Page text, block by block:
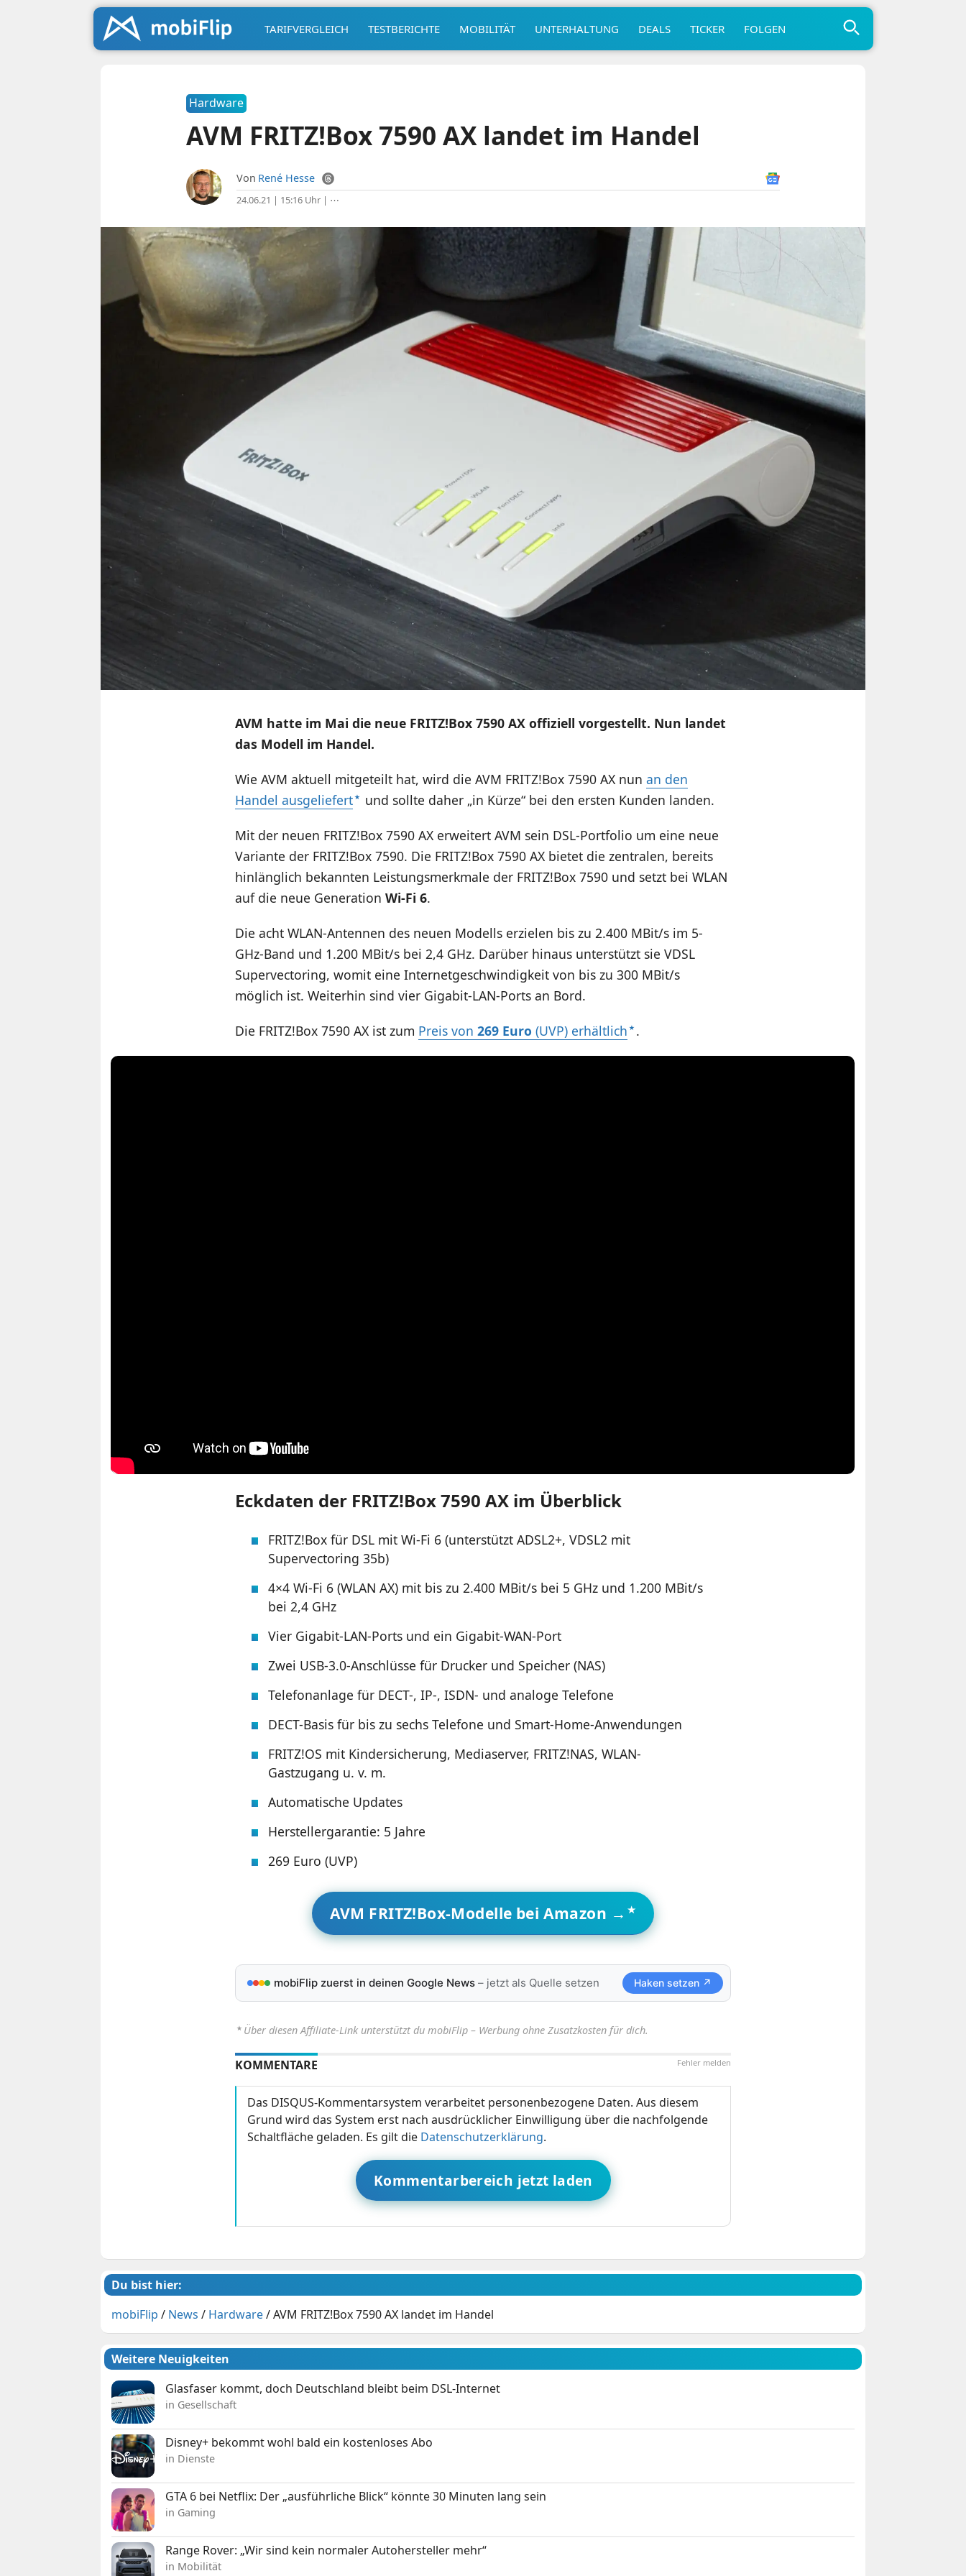
TARIFVERGLEICH TESTBERICHTE MOBILITÄT UNTERHALTUNG DEALS TICKER FOLGEN
Hardware
AVM FRITZ!Box 7590 AX landet im Handel
Von René Hesse
24.06.21 | 15:16 Uhr| ⋯
AVM hatte im Mai die neue FRITZ!Box 7590 AX offiziell vorgestellt. Nun landet
das Modell im Handel.
Wie AVM aktuell mitgeteilt hat, wird die AVM FRITZ!Box 7590 AX nun an den
Handel ausgeliefert
und sollte daher „in Kürze“ bei den ersten Kunden landen.
Mit der neuen FRITZ!Box 7590 AX erweitert AVM sein DSL-Portfolio um eine neue
Variante der FRITZ!Box 7590. Die FRITZ!Box 7590 AX bietet die zentralen, bereits
hinlänglich bekannten Leistungsmerkmale der FRITZ!Box 7590 und setzt bei WLAN
auf die neue Generation Wi-Fi 6.
Die acht WLAN-Antennen des neuen Modells erzielen bis zu 2.400 MBit/s im 5-
GHz-Band und 1.200 MBit/s bei 2,4 GHz. Darüber hinaus unterstützt sie VDSL
Supervectoring, womit eine Internetgeschwindigkeit von bis zu 300 MBit/s
möglich ist. Weiterhin sind vier Gigabit-LAN-Ports an Bord.
Die FRITZ!Box 7590 AX ist zum Preis von 269 Euro (UVP) erhältlich .
Eckdaten der FRITZ!Box 7590 AX im Überblick
FRITZ!Box für DSL mit Wi-Fi 6 (unterstützt ADSL2+, VDSL2 mit
Supervectoring 35b)
4×4 Wi-Fi 6 (WLAN AX) mit bis zu 2.400 MBit/s bei 5 GHz und 1.200 MBit/s
bei 2,4 GHz
Vier Gigabit-LAN-Ports und ein Gigabit-WAN-Port
Zwei USB-3.0-Anschlüsse für Drucker und Speicher (NAS)
Telefonanlage für DECT-, IP-, ISDN- und analoge Telefone
DECT-Basis für bis zu sechs Telefone und Smart-Home-Anwendungen
FRITZ!OS mit Kindersicherung, Mediaserver, FRITZ!NAS, WLAN-
Gastzugang u. v. m.
Automatische Updates
Herstellergarantie: 5 Jahre
269 Euro (UVP)
AVM FRITZ!Box-Modelle bei Amazon →
mobiFlip zuerst in deinen Google News– jetzt als Quelle setzen Haken setzen ↗
⋆ Über diesen Affiliate-Link unterstützt du mobiFlip – Werbung ohne Zusatzkosten für dich.
Fehler melden
KOMMENTARE
Das DISQUS-Kommentarsystem verarbeitet personenbezogene Daten. Aus diesem
Grund wird das System erst nach ausdrücklicher Einwilligung über die nachfolgende
Schaltfläche geladen. Es gilt die Datenschutzerklärung.
Kommentarbereich jetzt laden
Du bist hier:
mobiFlip / News / Hardware/AVM FRITZ!Box 7590 AX landet im Handel
Weitere Neuigkeiten
Glasfaser kommt, doch Deutschland bleibt beim DSL-Internet
in Gesellschaft
Disney+ bekommt wohl bald ein kostenloses Abo
in Dienste
GTA 6 bei Netflix: Der „ausführliche Blick“ könnte 30 Minuten lang sein
in Gaming
Range Rover: „Wir sind kein normaler Autohersteller mehr“
in Mobilität